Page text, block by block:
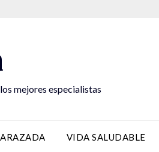
mejores especialistas
VIDA SALUDABLE